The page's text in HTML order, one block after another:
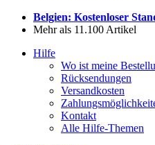
Belgien: Kostenloser
Mehr als 11.100 Artikel
Hilfe
Wo ist meine
Rücksendungen
Versandkosten
Kontakt
Alle Hilfe-Themen